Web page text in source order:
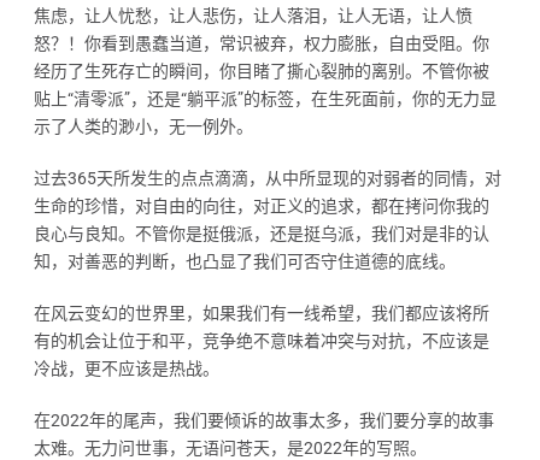
焦虑，让人忧愁，让人悲伤，让人落泪，让人无语，让人愤
怒？！你看到愚蠢当道，常识被弃，权力膨胀，自由受阻。你
经历了生死存亡的瞬间，你目睹了撕心裂肺的离别。不管你被
贴上“清零派”，还是“躺平派”的标签，在生死面前，你的无力显
示了人类的渺小，无一例外。
过去365天所发生的点点滴滴，从中所显现的对弱者的同情，对
生命的珍惜，对自由的向往，对正义的追求，都在拷问你我的
良心与良知。不管你是挺俄派，还是挺乌派，我们对是非的认
知，对善恶的判断，也凸显了我们可否守住道德的底线。
在风云变幻的世界里，如果我们有一线希望，我们都应该将所
有的机会让位于和平，竞争绝不意味着冲突与对抗，不应该是
冷战，更不应该是热战。
在2022年的尾声，我们要倾诉的故事太多，我们要分享的故事
太难。无力问世事，无语问苍天，是2022年的写照。